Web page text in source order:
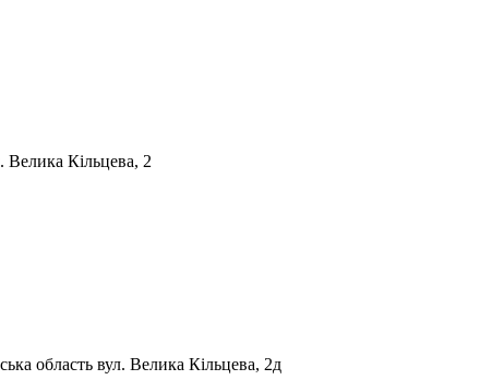
Велика Кільцева, 2
область вул. Велика Кільцева, 2д